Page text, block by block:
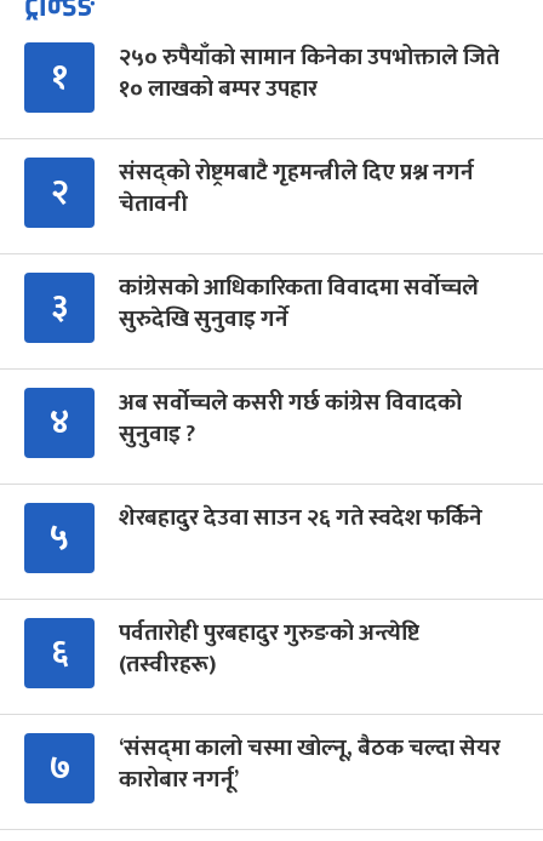
१
२५० रुपैयाँको सामान किनेका उपभोक्ताले जिते
१० लाखको बम्पर उपहार
२
संसद्को रोष्ट्रमबाटै गृहमन्त्रीले दिए प्रश्न नगर्न
चेतावनी
३
कांग्रेसको आधिकारिकता विवादमा सर्वोच्चले
सुरुदेखि सुनुवाइ गर्ने
४
अब सर्वोच्चले कसरी गर्छ कांग्रेस विवादको
सुनुवाइ ?
५ शेरबहादुर देउवा साउन २६ गते स्वदेश फर्किने
६
पर्वतारोही पुरबहादुर गुरुङको अन्त्येष्टि
(तस्वीरहरू)
७
‘संसद्‍मा कालो चस्मा खोल्नू, बैठक चल्दा सेयर
कारोबार नगर्नू’